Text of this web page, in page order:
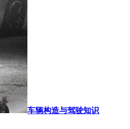
车辆构造与驾驶知识